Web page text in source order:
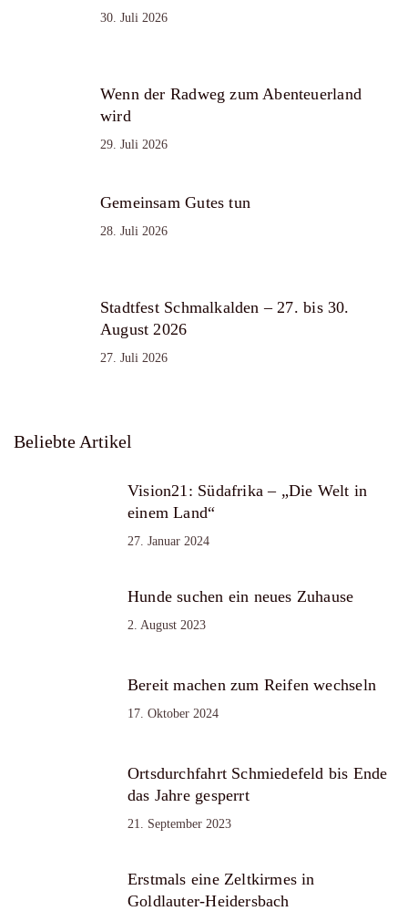
30. Juli 2026
Wenn der Radweg zum Abenteuerland
wird
29. Juli 2026
Gemeinsam Gutes tun
28. Juli 2026
Stadtfest Schmalkalden – 27. bis 30.
August 2026
27. Juli 2026
Beliebte Artikel
Vision21: Südafrika – „Die Welt in
einem Land“
27. Januar 2024
Hunde suchen ein neues Zuhause
2. August 2023
Bereit machen zum Reifen wechseln
17. Oktober 2024
Ortsdurchfahrt Schmiedefeld bis Ende
das Jahre gesperrt
21. September 2023
Erstmals eine Zeltkirmes in
Goldlauter-Heidersbach